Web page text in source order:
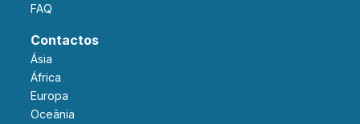
FAQ
Contactos
Ásia
África
Europa
Oceânia